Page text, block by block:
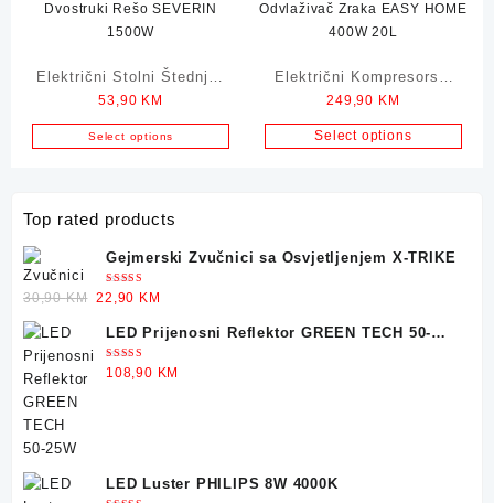
Električni Stolni Štednjak
Dvostruki Rešo SEVERIN
1500W
53,90 KM
Select options
Električni Kompresorski
Odvlaživač Zraka EASY
HOME 400W 20L
249,90 KM
Select options
Top rated products
Gejmerski Zvučnici sa Osvjetljenjem X-TRIKE
Ocjenjeno
5.00 od 5
30,90KM Original
was:
30,90 KM.
22,90 KM
is:
22,90 KM.
LED Prijenosni Reflektor GREEN TECH 50-
25W
Ocjenjeno
5.00od 5
108,90 KM
LED Luster PHILIPS 8W 4000K